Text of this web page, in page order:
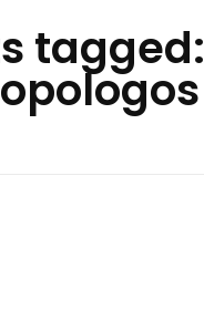
tagged: